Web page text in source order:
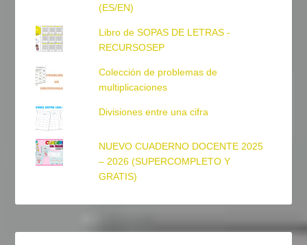
(ES/EN)
Libro de SOPAS DE LETRAS -
RECURSOSEP
Colección de problemas de
multiplicaciones
Divisiones entre una cifra
NUEVO CUADERNO DOCENTE 2025
– 2026 (SUPERCOMPLETO Y
GRATIS)